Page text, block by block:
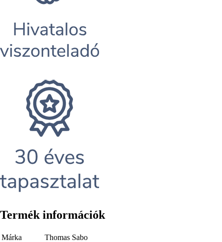
Termék információk
Márka
Thomas Sabo